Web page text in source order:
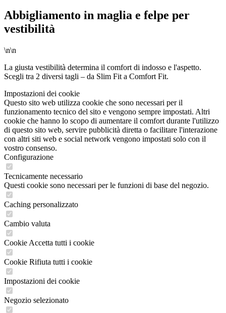
Abbigliamento in maglia e felpe per
vestibilità
\n\n
La giusta vestibilità determina il comfort di indosso e l'aspetto.
Scegli tra 2 diversi tagli – da Slim Fit a Comfort Fit.
Impostazioni dei cookie
Questo sito web utilizza cookie che sono necessari per il
funzionamento tecnico del sito e vengono sempre impostati. Altri
cookie che hanno lo scopo di aumentare il comfort durante l'utilizzo
di questo sito web, servire pubblicità diretta o facilitare l'interazione
con altri siti web e social network vengono impostati solo con il
vostro consenso.
Configurazione
Tecnicamente necessario
Questi cookie sono necessari per le funzioni di base del negozio.
Caching personalizzato
Cambio valuta
Cookie Accetta tutti i cookie
Cookie Rifiuta tutti i cookie
Impostazioni dei cookie
Negozio selezionato